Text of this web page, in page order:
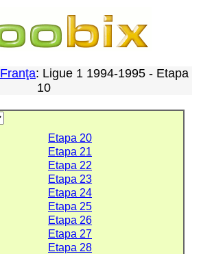
Franţa: Ligue 1 1994-1995 - Etapa
10
Etapa 20
Etapa 21
Etapa 22
Etapa 23
Etapa 24
Etapa 25
Etapa 26
Etapa 27
Etapa 28